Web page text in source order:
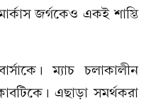
জর্গকেও একই শাস্তি
ম্যাচ চলাকালীন
এছাড়া সমর্থকরা